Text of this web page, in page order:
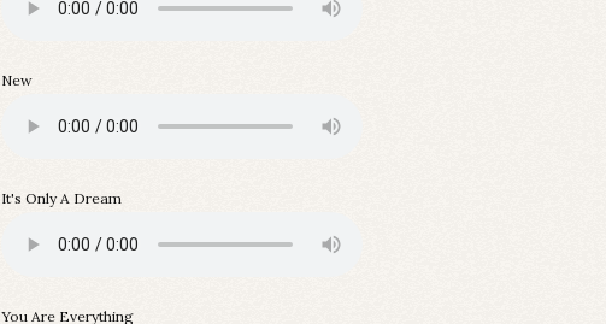
New
It's Only A Dream
You Are Everything